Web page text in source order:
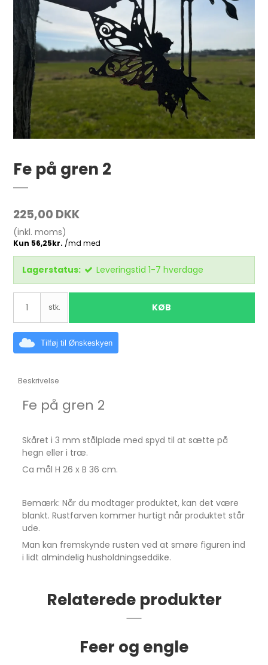
Fe på gren 2
225,00 DKK
(inkl. moms)
Lagerstatus: Leveringstid 1-7 hverdage
stk. KØB
Tilføj til Ønskeskyen
Beskrivelse
Fe på gren 2
Skåret i 3 mm stålplade med spyd til at sætte på
hegn eller i træ.
Ca mål H 26 x B 36 cm.
Bemærk: Når du modtager produktet, kan det være
blankt. Rustfarven kommer hurtigt når produktet står
ude.
Man kan fremskynde rusten ved at smøre figuren ind
i lidt almindelig husholdningseddike.
Relaterede produkter
Feer og engle